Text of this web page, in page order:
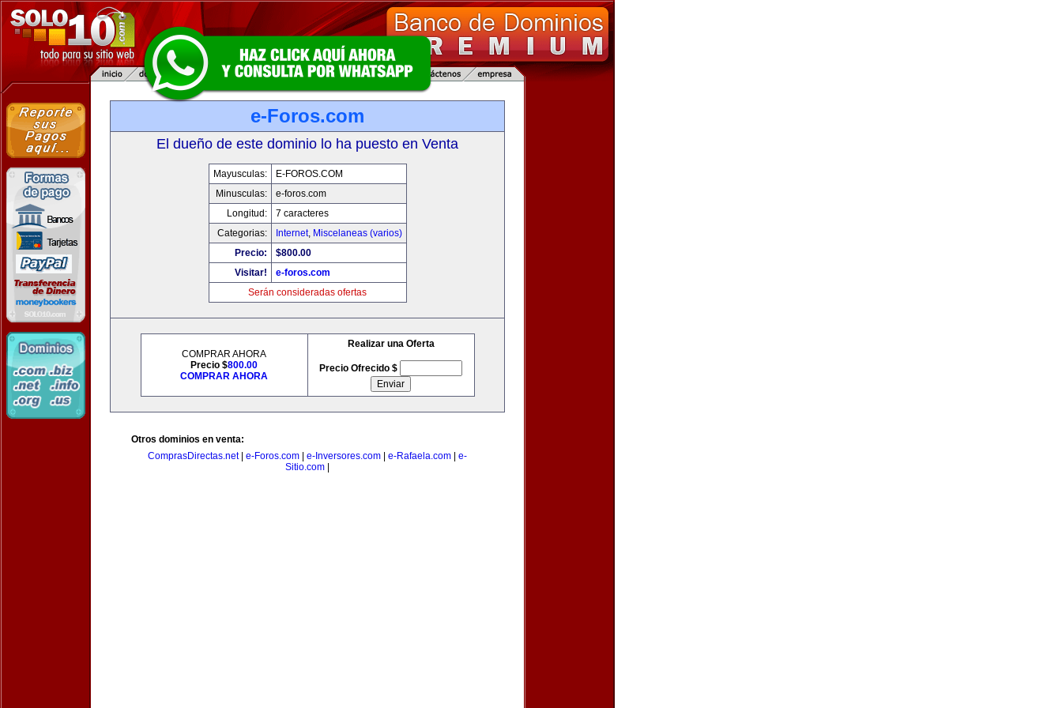
e-Foros.com
El dueño de este dominio lo ha puesto en Venta
Mayusculas:
E-FOROS.COM
Minusculas:
e-foros.com
Longitud:
7 caracteres
Categorias:
Internet, Miscelaneas (varios)
Precio:
$800.00
Visitar!
e-foros.com
Serán consideradas ofertas
COMPRAR AHORA
Precio $800.00
COMPRAR AHORA
Realizar una Oferta
Precio Ofrecido $
Otros dominios en venta:
ComprasDirectas.net| e-Foros.com e-Inversores.com e-Rafaela.com
e-
Sitio.com